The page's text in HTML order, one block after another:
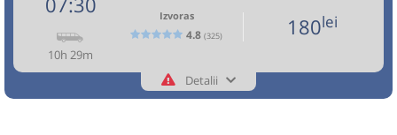
10h 29m
Izvoras
4.8 (325) 180lei
Detalii